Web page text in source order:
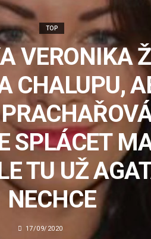
TOP
VERONIKA
CHALUPU,
SPLÁCET
TU UŽ
NECHCE
17/09/2020